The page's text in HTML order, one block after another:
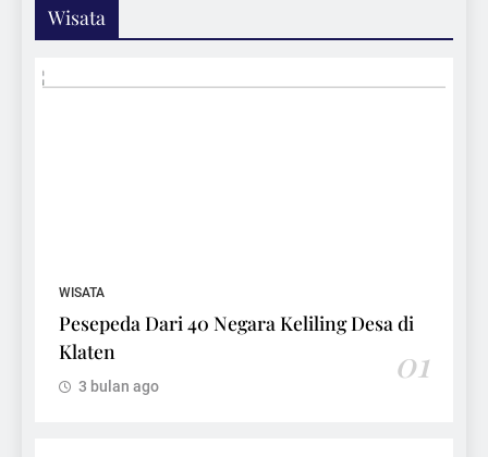
Wisata
WISATA
Pesepeda Dari 40 Negara Keliling Desa di
Klaten
01
3 bulan ago